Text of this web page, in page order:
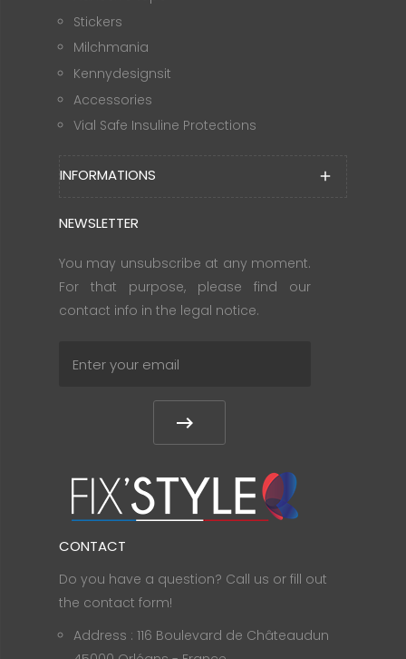
Stickers
Milchmania
Kennydesignsit
Accessories
Vial Safe Insuline Protections
INFORMATIONS add
NEWSLETTER
You may unsubscribe at any moment.
For that purpose, please find our
contact info in the legal notice.
CONTACT
Do you have a question? Call us or fill out
the contact form!
Address : 116 Boulevard de Châteaudun